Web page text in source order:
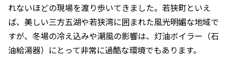
れないほどの現場を渡り歩いてきました。若狭町といえ
ば、美しい三方五湖や若狭湾に囲まれた風光明媚な地域で
すが、冬場の冷え込みや潮風の影響は、灯油ボイラー（石
油給湯器）にとって非常に過酷な環境でもあります。